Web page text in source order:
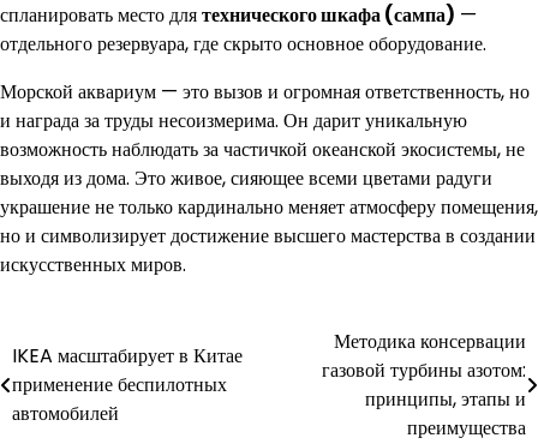
спланировать место длятехнического шкафа (сампа) —
отдельного резервуара, где скрыто основное оборудование.
Морской аквариум — это вызов и огромная ответственность, но
и награда за труды несоизмерима. Он дарит уникальную
возможность наблюдать за частичкой океанской экосистемы, не
выходя из дома. Это живое, сияющее всеми цветами радуги
украшение не только кардинально меняет атмосферу помещения,
но и символизирует достижение высшего мастерства в создании
искусственных миров.
Навигация
по
IKEA масштабирует в Китае
применение беспилотных
автомобилей
Методика консервации
газовой турбины азотом:
принципы, этапы и
преимущества